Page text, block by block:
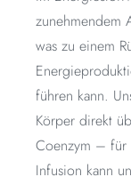
zunehmendem
was zu einem
führen kann.
Körper direkt
Coenzym – für
Infusion kann